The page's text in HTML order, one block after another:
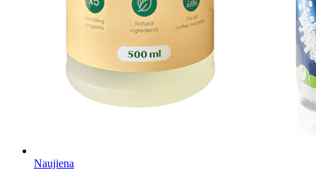
Naujiena